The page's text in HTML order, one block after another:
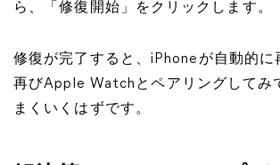
ら、「修復開始」をクリックします。
修復が完了すると、iPhoneが自動的に
再びApple Watchとペアリングしてみ
まくいくはずです。